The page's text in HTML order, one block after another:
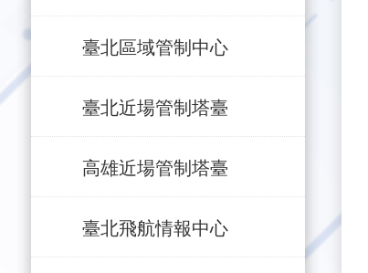
臺北區域管制中心
臺北近場管制塔臺
高雄近場管制塔臺
臺北飛航情報中心